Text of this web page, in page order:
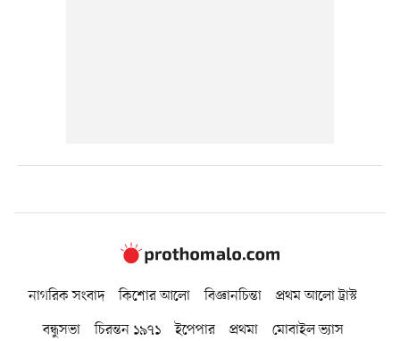
নাগরিক সংবাদ কিশোর আলো বিজ্ঞানচিন্তা
প্রথম আলো ট্রাস্ট
বন্ধুসভা
চিরন্তন ১৯৭১ ইপেপার প্রথমা মোবাইল ভ্যাস